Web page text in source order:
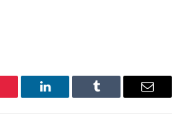
LinkedIn Tumblr Email